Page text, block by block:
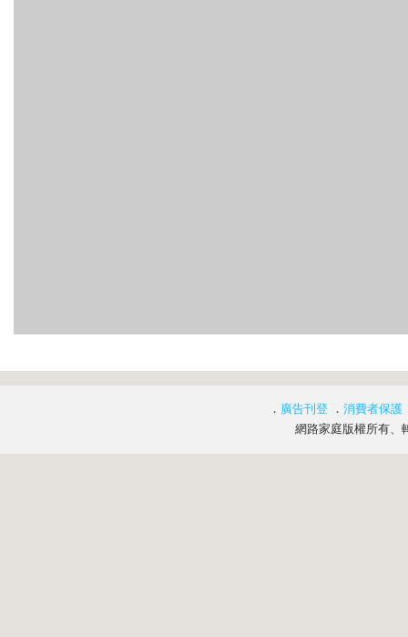
． 廣告刊登 ． 消費者保護
網路家庭版權所有、